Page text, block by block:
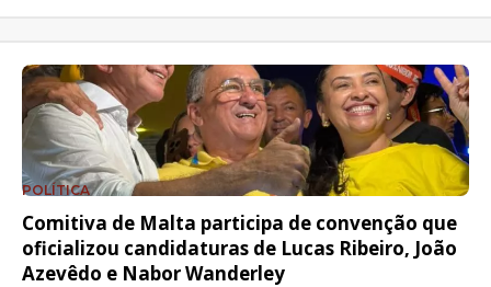
POLÍTICA
Comitiva de Malta participa de convenção que
oficializou candidaturas de Lucas Ribeiro, João
Azevêdo e Nabor Wanderley